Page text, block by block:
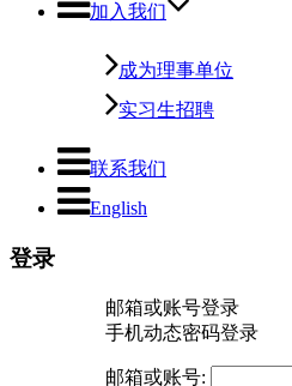
加入我们
成为理事单位
实习生招聘
联系我们
English
登录
邮箱或账号登录
手机动态密码登录
邮箱或账号: